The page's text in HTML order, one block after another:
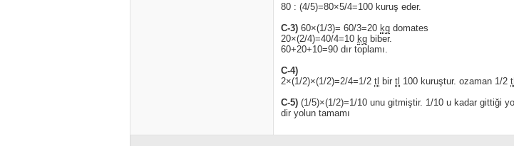
80 : (4/5)=80×5/4=100 kuruş eder.
C-3) 60×(1/3)= 60/3=20 kg domates
20×(2/4)=40/4=10 kg biber.
60+20+10=90 dır toplamı.
C-4)
2×(1/2)×(1/2)=2/4=1/2 tl bir tl 100 kuruştur. ozaman 1/2 tl
C-5) (1/5)×(1/2)=1/10 unu gitmiştir. 1/10 u kadar gittiği
dir yolun tamamı